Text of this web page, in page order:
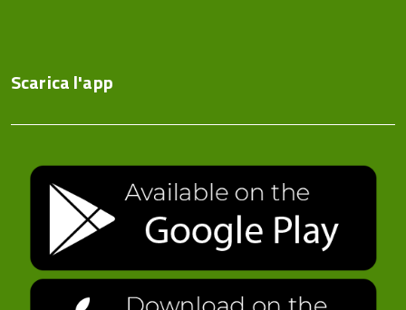
Scarica l'app